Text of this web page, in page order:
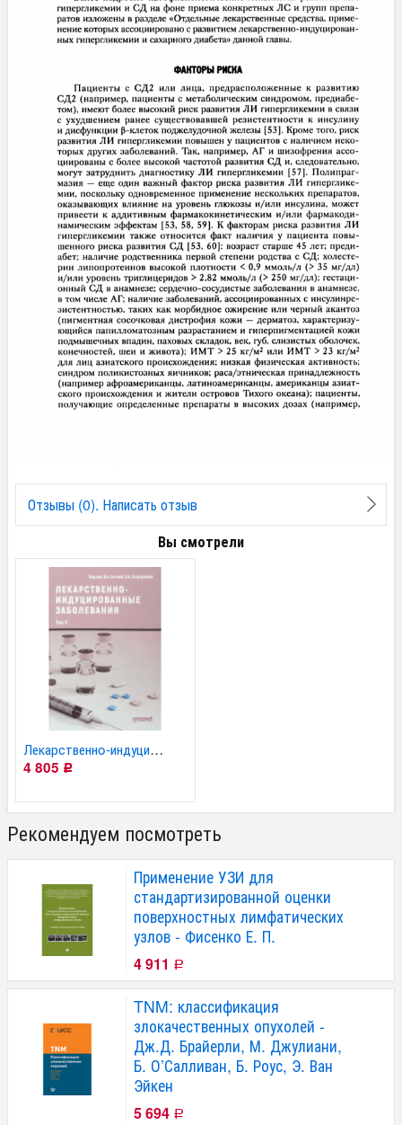
Отзывы (0). Написать отзыв
Вы смотрели
Лекарственнo-индуциров...
4 805 Р
Рекомендуем посмотреть
Применение УЗИ для
стандартизированной оценки
поверхностных лимфатических
узлов - Фисенко Е. П.
4 911 Р
TNM: классификация
злокачественных опухолей -
Дж.Д. Брайерли, М. Джулиани,
Б. О’Салливан, Б. Роус, Э. Ван
Эйкен
5 694 Р